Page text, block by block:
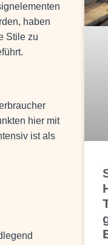
haben
Stile zu
hier mit
ist als